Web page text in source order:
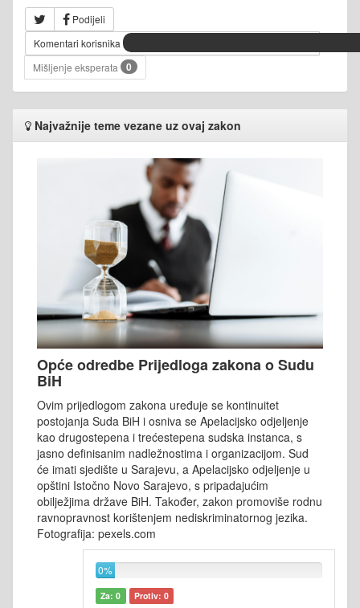
Podijeli
Komentari korisnika
Mišljenje eksperata
0
Najvažnije teme vezane uz ovaj zakon
Opće odredbe Prijedloga zakona o Sudu
BiH
Ovim prijedlogom zakona uređuje se kontinuitet
postojanja Suda BiH i osniva se Apelacijsko odjeljenje
kao drugostepena i trećestepena sudska instanca, s
jasno definisanim nadležnostima i organizacijom. Sud
će imati sjedište u Sarajevu, a Apelacijsko odjeljenje u
opštini Istočno Novo Sarajevo, s pripadajućim
obilježjima države BiH. Također, zakon promoviše rodnu
ravnopravnost korištenjem nediskriminatornog jezika.
Fotografija: pexels.com
0%
Za: 0 Protiv: 0